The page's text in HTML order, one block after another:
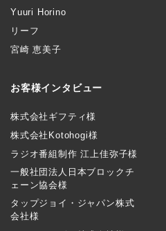
Yuuri Horino
リーフ
宮崎 恵美子
お客様インタビュー
株式会社ギフティ様
株式会社Kotohogi様
ラジオ番組制作 江上佳弥子様
一般社団法人日本ブロックチ
ェーン協会様
タップジョイ・ジャパン株式
会社様